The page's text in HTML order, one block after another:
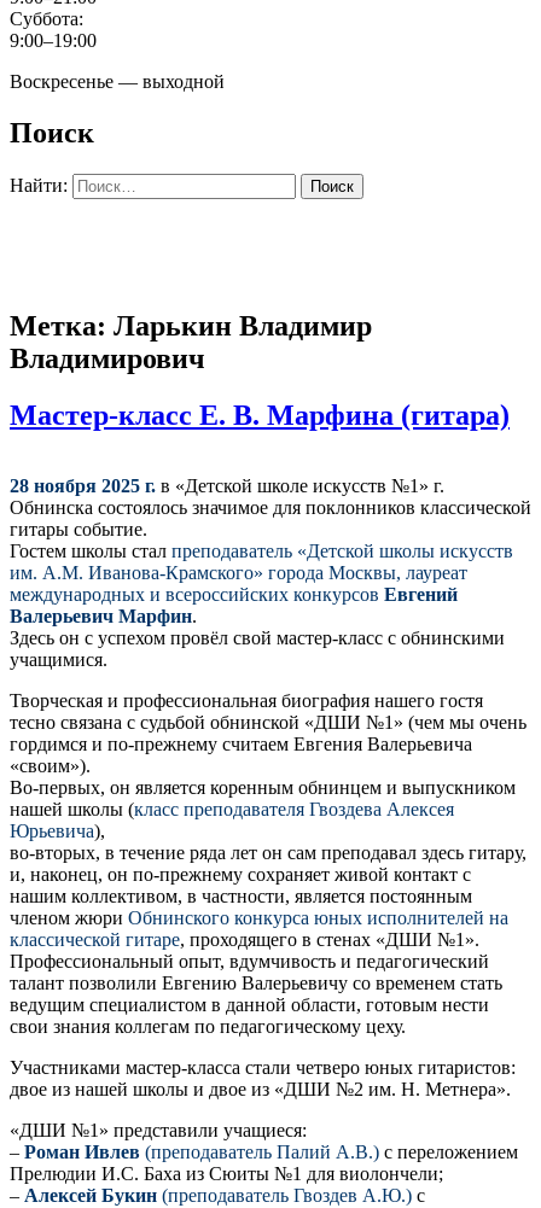
Суббота:
9:00–19:00
Воскресенье — выходной
Поиск
Найти:
Метка: Ларькин Владимир
Владимирович
Мастер-класс Е. В. Марфина (гитара)
28 ноября 2025 г. в «Детской школе искусств №1» г.
Обнинска состоялось значимое для поклонников классической
гитары событие.
Гостем школы стал преподаватель «Детской школы искусств
им. А.М. Иванова-Крамского» города Москвы, лауреат
международных и всероссийских конкурсов Евгений
Валерьевич Марфин.
Здесь он с успехом провёл свой мастер-класс с обнинскими
учащимися.
Творческая и профессиональная биография нашего гостя
тесно связана с судьбой обнинской «ДШИ №1» (чем мы очень
гордимся и по-прежнему считаем Евгения Валерьевича
«своим»).
Во-первых, он является коренным обнинцем и выпускником
нашей школы (класс преподавателя Гвоздева Алексея
Юрьевича),
во-вторых, в течение ряда лет он сам преподавал здесь гитару,
и, наконец, он по-прежнему сохраняет живой контакт с
нашим коллективом, в частности, является постоянным
членом жюри Обнинского конкурса юных исполнителей на
классической гитаре, проходящего в стенах «ДШИ №1».
Профессиональный опыт, вдумчивость и педагогический
талант позволили Евгению Валерьевичу со временем стать
ведущим специалистом в данной области, готовым нести
свои знания коллегам по педагогическому цеху.
Участниками мастер-класса стали четверо юных гитаристов:
двое из нашей школы и двое из «ДШИ №2 им. Н. Метнера».
«ДШИ №1» представили учащиеся:
– Роман Ивлев (преподаватель Палий А.В.) с переложением
Прелюдии И.С. Баха из Сюиты №1 для виолончели;
– Алексей Букин (преподаватель Гвоздев А.Ю.) с